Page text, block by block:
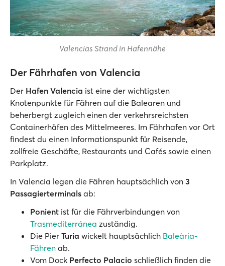
Valencias Strand in Hafennähe
Der Fährhafen von Valencia
Der Hafen Valencia ist eine der wichtigsten
Knotenpunkte für Fähren auf die Balearen und
beherbergt zugleich einen der verkehrsreichsten
Containerhäfen des Mittelmeeres. Im Fährhafen vor Ort
findest du einen Informationspunkt für Reisende,
zollfreie Geschäfte, Restaurants und Cafés sowie einen
Parkplatz.
In Valencia legen die Fähren hauptsächlich von 3
Passagierterminals ab:
Ponient ist für die Fährverbindungen von
Trasmediterránea zuständig.
Die Pier Turia wickelt hauptsächlich Baleària-
Fähren ab.
Vom Dock Perfecto Palacio schließlich finden die